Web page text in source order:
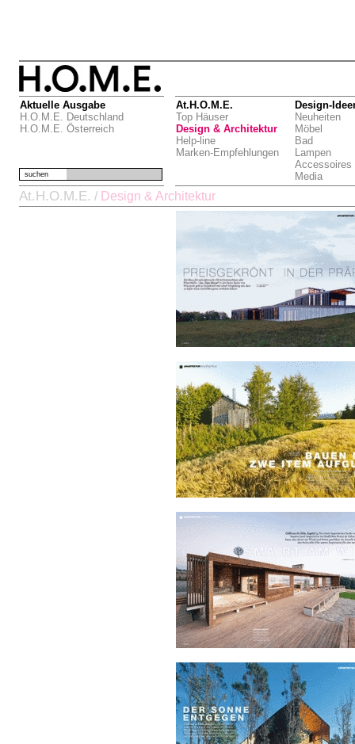
Aktuelle Ausgabe
H.O.M.E. Deutschland
H.O.M.E. Österreich
At.H.O.M.E.
Top Häuser
Design & Architektur
Help-line
Marken-Empfehlungen
Design-
Neuheiten
Möbel
Bad
Lampen
Accessoires
Media
suchen
At.H.O.M.E. / Design & Architektur